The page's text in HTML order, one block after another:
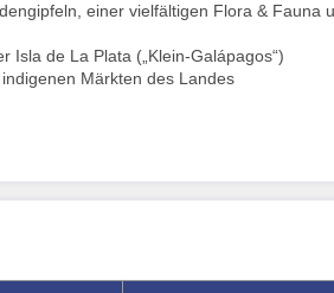
einer vielfältigen Flora & Fauna
Isla de La Plata („Klein-Galápagos“)
Märkten des Landes